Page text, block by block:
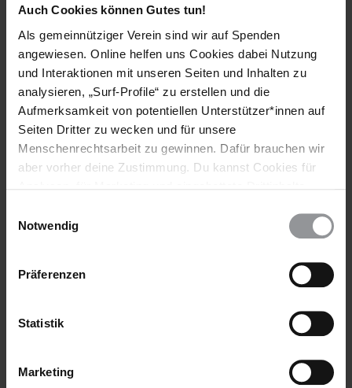
Auch Cookies können Gutes tun!
Als gemeinnütziger Verein sind wir auf Spenden
angewiesen. Online helfen uns Cookies dabei Nutzung
und Interaktionen mit unseren Seiten und Inhalten zu
analysieren, „Surf-Profile“ zu erstellen und die
Aufmerksamkeit von potentiellen Unterstützer*innen auf
Seiten Dritter zu wecken und für unsere
Menschenrechtsarbeit zu gewinnen. Dafür brauchen wir
aber vorher deine Zustimmung. Du kannst Cookies für
wieder ändern. Diesen Banner kannst Du über den Link
Notwendig
Präferenzen
Statistik
Marketing
AKTUELL DEUTSCHLAND 07.10.2022
Dritter Jahrestag des Anschlags in Halle: Erinnern
heißt Verändern
Halle (Saale) am höchsten jüdischen Feiertag Yom Kippur jährt
sich am 9. Oktober zum dritten Mal.